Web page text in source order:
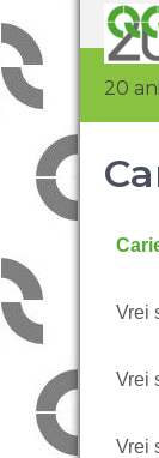
20
Vrei
Vrei
Vrei